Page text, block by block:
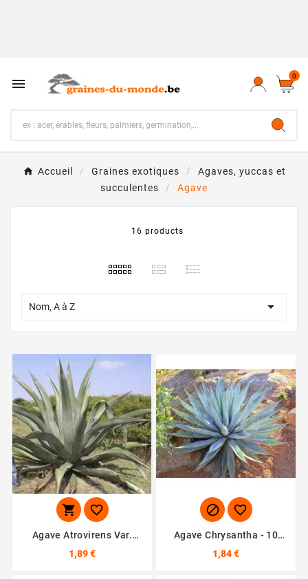
 0
Accueil Graines exotiques
Agaves, yuccas et
succulentes
Agave
16 products
Nom, A à Z 
 
Agave Atrovirens Var.
1,89 €
 
Agave Chrysantha - 10
1,84 €